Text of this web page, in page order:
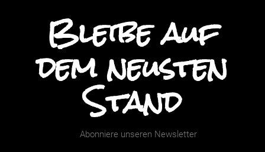
Bleibe auf
dem neusten
Stand
Abonniere unseren Newsletter